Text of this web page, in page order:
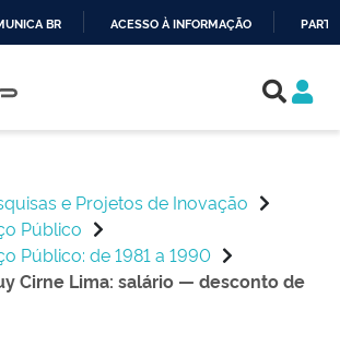
BR ACESSO À INFORMAÇÃO
e Projetos de Inovação
Público
Público: de 1981 a 1990
Cirne Lima: salário — desconto de